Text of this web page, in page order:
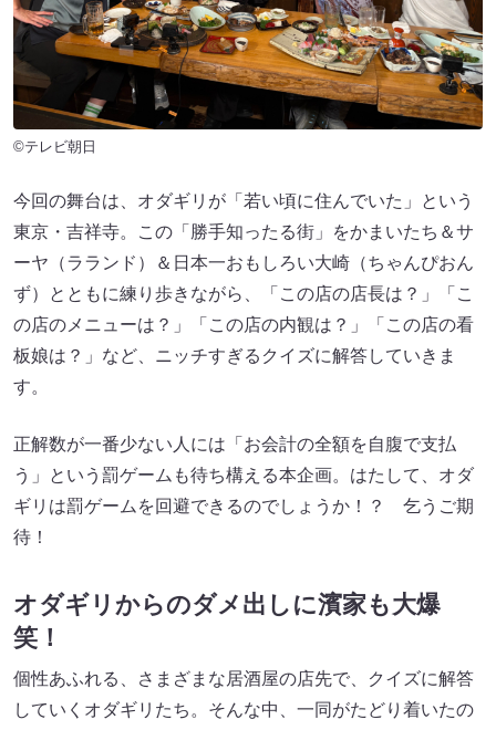
©テレビ朝日
今回の舞台は、オダギリが「若い頃に住んでいた」という
東京・吉祥寺。この「勝手知ったる街」をかまいたち＆サ
ーヤ（ラランド）＆日本一おもしろい大崎（ちゃんぴおん
ず）とともに練り歩きながら、「この店の店長は？」「こ
の店のメニューは？」「この店の内観は？」「この店の看
板娘は？」など、ニッチすぎるクイズに解答していきま
す。
正解数が一番少ない人には「お会計の全額を自腹で支払
う」という罰ゲームも待ち構える本企画。はたして、オダ
ギリは罰ゲームを回避できるのでしょうか！？ 乞うご期
待！
オダギリからのダメ出しに濱家も大爆
笑！
個性あふれる、さまざまな居酒屋の店先で、クイズに解答
していくオダギリたち。そんな中、一同がたどり着いたの